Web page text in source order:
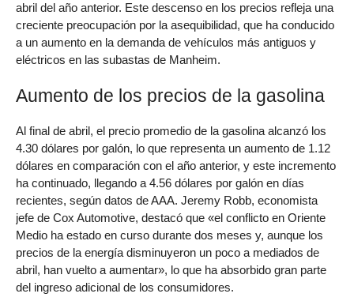
abril del año anterior. Este descenso en los precios refleja una
creciente preocupación por la asequibilidad, que ha conducido
a un aumento en la demanda de vehículos más antiguos y
eléctricos en las subastas de Manheim.
Aumento de los precios de la gasolina
Al final de abril, el precio promedio de la gasolina alcanzó los
4.30 dólares por galón, lo que representa un aumento de 1.12
dólares en comparación con el año anterior, y este incremento
ha continuado, llegando a 4.56 dólares por galón en días
recientes, según datos de AAA. Jeremy Robb, economista
jefe de Cox Automotive, destacó que «el conflicto en Oriente
Medio ha estado en curso durante dos meses y, aunque los
precios de la energía disminuyeron un poco a mediados de
abril, han vuelto a aumentar», lo que ha absorbido gran parte
del ingreso adicional de los consumidores.